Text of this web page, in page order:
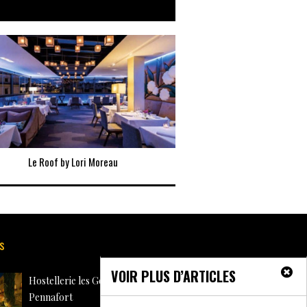
Le Roof by Lori Moreau
VOIR PLUS D’ARTICLES
Hostellerie les Gorges de
Pennafort